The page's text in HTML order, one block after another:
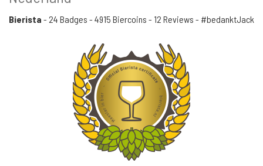
Bierista - 24 Badges - 4915 Biercoins - 12 Reviews - #bedanktJack